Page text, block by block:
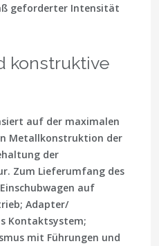
geforderter Intensität
konstruktive
auf der maximalen
Metallkonstruktion der
der
Zum Lieferumfang des
auf
Adapter/
Kontaktsystem;
mit Führungen und